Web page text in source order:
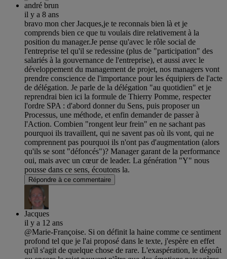
andré brun
il y a 8 ans
bravo mon cher Jacques,je te reconnais bien là et je
comprends bien ce que tu voulais dire relativement à la
position du manager.Je pense qu'avec le rôle social de
l'entreprise tel qu'il se redessine (plus de "participation" des
salariés à la gouvernance de l'entreprise), et aussi avec le
développement du management de projet, nos managers vont
prendre conscience de l'importance pour les équipiers de l'acte
de délégation. Je parle de la délégation "au quotidien" et je
reprendrai bien ici la formule de Thierry Pomme, respecter
l'ordre SPA : d'abord donner du Sens, puis proposer un
Processus, une méthode, et enfin demander de passer à
l'Action. Combien "rongent leur frein" en ne sachant pas
pourquoi ils travaillent, qui ne savent pas où ils vont, qui ne
comprennent pas pourquoi ils n'ont pas d'augmentation (alors
qu'ils se sont "défoncés")? Manager garant de la performance
oui, mais avec un cœur de leader. La génération "Y" nous
pousse dans ce sens, écoutons la.
Répondre à ce commentaire
Jacques
il y a 12 ans
@Marie-Françoise. Si on définit la haine comme ce sentiment
profond tel que je l'ai proposé dans le texte, j'espère en effet
qu'il s'agit de quelque chose de rare. L'exaspération, le dégoût